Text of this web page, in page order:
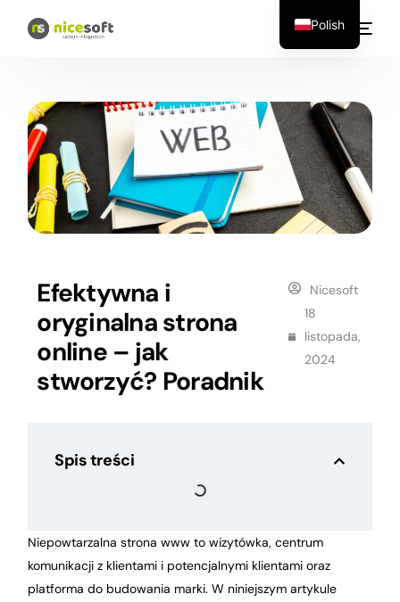
Efektywna i
oryginalna strona
online – jak
stworzyć? Poradnik
Nicesoft
18
listopada,
2024
Spis treści
Niepowtarzalna strona www to wizytówka, centrum
komunikacji z klientami i potencjalnymi klientami oraz
platforma do budowania marki. W niniejszym artykule
Polish